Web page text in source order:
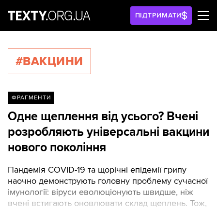
ПІДТРИМАТИ
#ВАКЦИНИ
ФРАГМЕНТИ
Одне щеплення від усього? Вчені
розробляють універсальні вакцини
нового покоління
Пандемія COVID-19 та щорічні епідемії грипу
наочно демонструють головну проблему сучасної
імунології: віруси еволюціонують швидше, ніж
вчені встигають оновлювати склад щеплень. Тож,